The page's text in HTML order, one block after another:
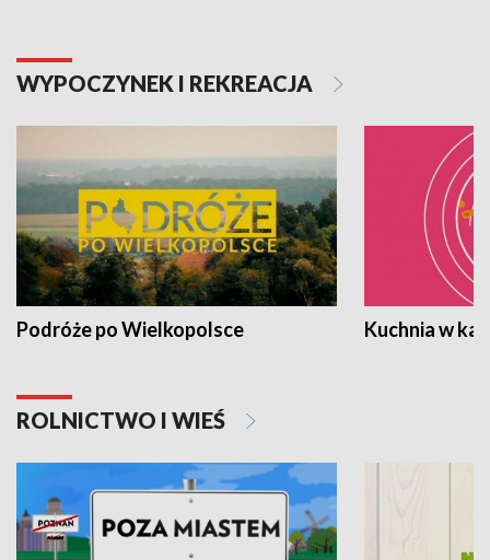
WYPOCZYNEK I REKREACJA
Podróże po Wielkopolsce Kuchnia w
ROLNICTWO I WIEŚ